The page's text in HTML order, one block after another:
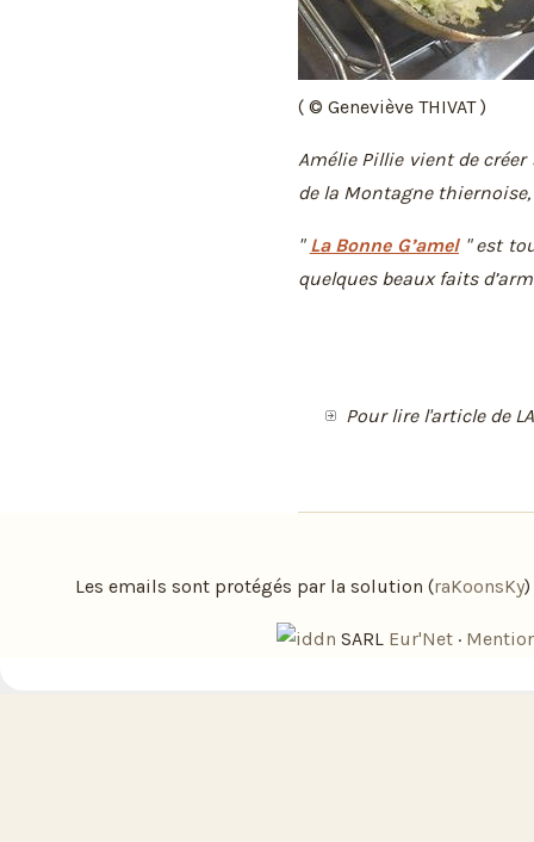
( © Geneviève THIVAT )
Amélie Pillie vient de
de la Montagne
" La Bonne G’amel" est
quelques beaux faits
Pour lire l'article de LA
Les emails sont protégés par la solution (raKoonsKy)
SARL Eur'Net ·